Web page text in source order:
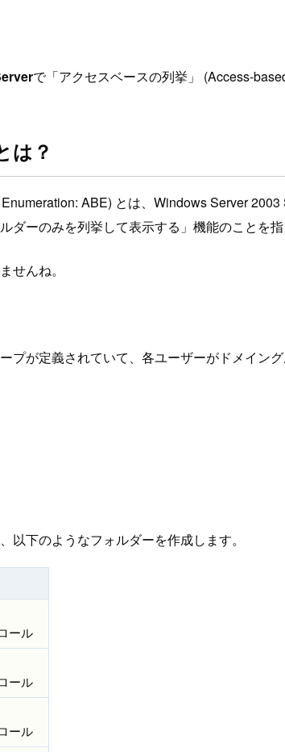
で「アクセスベースの列挙」 (Access-
は？
ABE) とは、Windows Server
ダーのみを列挙して表示する」機能のことを指
せんね。
プが定義されていて、各ユーザーがドメイン
以下のようなフォルダーを作成します。
ール
ール
ール